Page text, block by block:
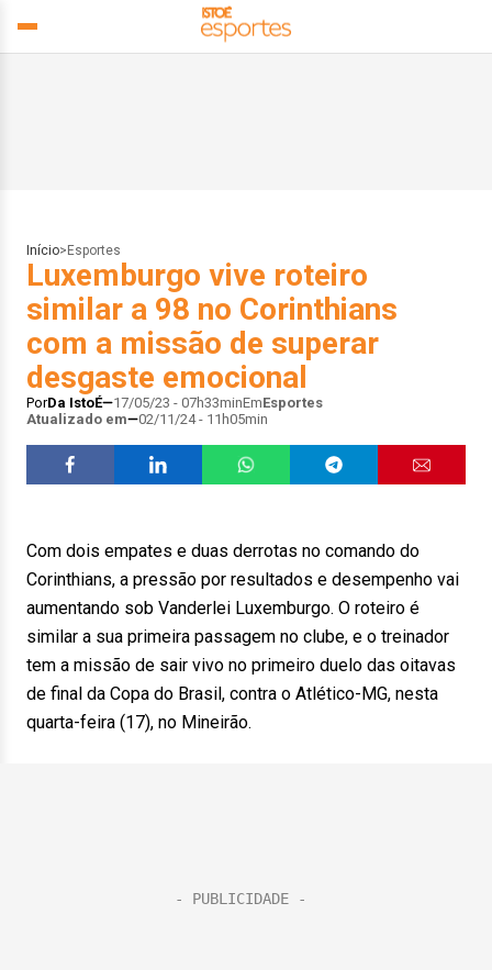
Início> Esportes
Luxemburgo vive roteiro
similar a 98 no Corinthians
com a missão de superar
desgaste emocional
PorDa IstoÉ 17/05/23 - 07h33minEmEsportes
Atualizado em
02/11/24 - 11h05min
Com dois empates e duas derrotas no comando do
Corinthians, a pressão por resultados e desempenho vai
aumentando sob Vanderlei Luxemburgo. O roteiro é
similar a sua primeira passagem no clube, e o treinador
tem a missão de sair vivo no primeiro duelo das oitavas
de final da Copa do Brasil, contra o Atlético-MG, nesta
quarta-feira (17), no Mineirão.